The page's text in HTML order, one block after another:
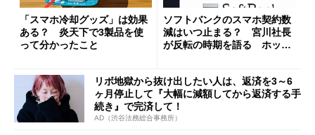
「スマホ冷却グッズ」は効果
ある？ 炎天下で3製品を使
って分かったこと
ソフトバンクのスマホ契約数
減はいつ止まる？ 宮川社長
が反転の時期を語る ホッピ
リボ地獄から抜け出したい人は、返済を3～6
ヶ月停止して『大幅に減額してから返済する手
続き』で完済して！
AD（渋谷法務総合事務所）